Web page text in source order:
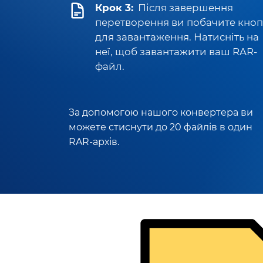
Крок 3: Після завершення
перетворення ви побачите
для завантаження. Натисніть на
неї, щоб завантажити ваш RAR-
файл.
За допомогою нашого конвертера ви
можете стиснути до 20 файлів в один
RAR-архів.